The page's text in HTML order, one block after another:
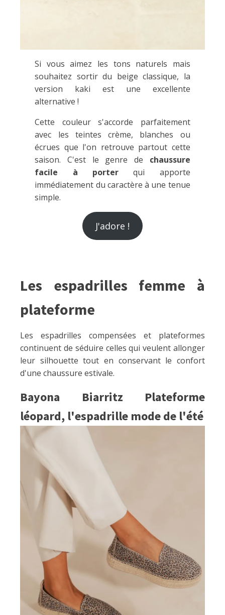
Si vous aimez les tons naturels mais
souhaitez sortir du beige classique, la
version kaki est une excellente
alternative !
Cette couleur s'accorde parfaitement
avec les teintes crème, blanches ou
écrues que l'on retrouve partout cette
saison. C'est le genre de chaussure
facile à porter qui apporte
immédiatement du caractère à une tenue
simple.
J'adore !
Les espadrilles femme à
plateforme
Les espadrilles compensées et plateformes
continuent de séduire celles qui veulent allonger
leur silhouette tout en conservant le confort
d'une chaussure estivale.
Bayona Biarritz Plateforme
léopard, l'espadrille mode de l'été